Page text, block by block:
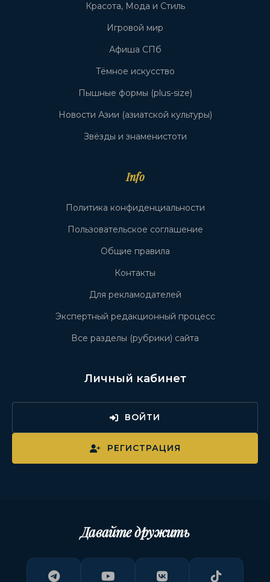
Красота, Мода и Стиль
Игровой мир
Афиша СПб
Тёмное искусство
Пышные формы (plus-size)
Новости Азии (азиатской культуры)
Звёзды и знаменистоти
Info
Политика конфиденциальности
Пользовательское соглашение
Общие правила
Контакты
Для рекламодателей
Экспертный редакционный процесс
Все разделы (рубрики) сайта
Личный кабинет
ВОЙТИ
РЕГИСТРАЦИЯ
Давайте дружить